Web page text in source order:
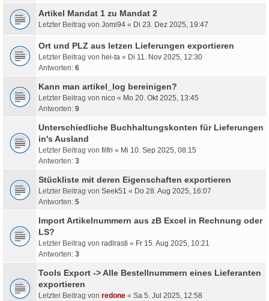
Artikel Mandat 1 zu Mandat 2
Letzter Beitrag von Jomi94 « Di 23. Dez 2025, 19:47
Ort und PLZ aus letzen Lieferungen exportieren
Letzter Beitrag von hei-ta « Di 11. Nov 2025, 12:30
Antworten: 6
Kann man artikel_log bereinigen?
Letzter Beitrag von nico « Mo 20. Okt 2025, 13:45
Antworten: 9
Unterschiedliche Buchhaltungskonten für Lieferungen
in's Ausland
Letzter Beitrag von filfri « Mi 10. Sep 2025, 08:15
Antworten: 3
Stückliste mit deren Eigenschaften exportieren
Letzter Beitrag von Seek51 « Do 28. Aug 2025, 16:07
Antworten: 5
Import Artikelnummern aus zB Excel in Rechnung oder
LS?
Letzter Beitrag von radlrasti « Fr 15. Aug 2025, 10:21
Antworten: 3
Tools Export -> Alle Bestellnummern eines Lieferanten
exportieren
Letzter Beitrag von redone « Sa 5. Jul 2025, 12:58